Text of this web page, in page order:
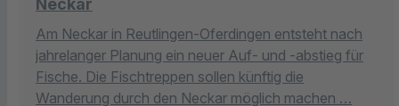
Neckar
Am Neckar in Reutlingen-Oferdingen entsteht nach
jahrelanger Planung ein neuer Auf- und -abstieg für
Fische. Die Fischtreppen sollen künftig die
Wanderung durch den Neckar möglich machen …